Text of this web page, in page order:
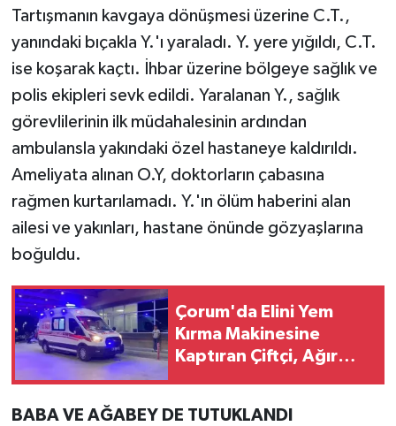
Tartışmanın kavgaya dönüşmesi üzerine C.T.,
yanındaki bıçakla Y.'ı yaraladı. Y. yere yığıldı, C.T.
ise koşarak kaçtı. İhbar üzerine bölgeye sağlık ve
polis ekipleri sevk edildi. Yaralanan Y., sağlık
görevlilerinin ilk müdahalesinin ardından
ambulansla yakındaki özel hastaneye kaldırıldı.
Ameliyata alınan O.Y, doktorların çabasına
rağmen kurtarılamadı. Y.'ın ölüm haberini alan
ailesi ve yakınları, hastane önünde gözyaşlarına
boğuldu.
Çorum'da Elini Yem
Kırma Makinesine
Kaptıran Çiftçi, Ağır
BABA VE AĞABEY DE TUTUKLANDI